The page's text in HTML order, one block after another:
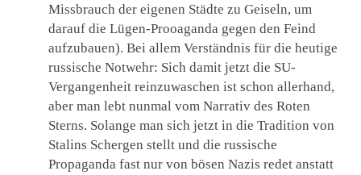
Missbrauch der eigenen Städte zu Geiseln, um
darauf die Lügen-Prooaganda gegen den Feind
aufzubauen). Bei allem Verständnis für die heutige
russische Notwehr: Sich damit jetzt die SU-
Vergangenheit reinzuwaschen ist schon allerhand,
aber man lebt nunmal vom Narrativ des Roten
Sterns. Solange man sich jetzt in die Tradition von
Stalins Schergen stellt und die russische
Propaganda fast nur von bösen Nazis redet anstatt